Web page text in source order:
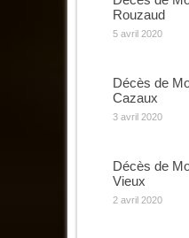
Rouzaud
5 avril 2020
Décès de
Cazaux
3 avril 2020
Décès de
Vieux
2 avril 2020